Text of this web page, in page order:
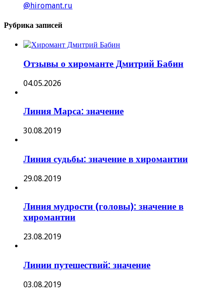
@hiromant.ru
Рубрика записей
Отзывы о хироманте Дмитрий Бабин
04.05.2026
Линия Марса: значение
30.08.2019
Линия судьбы: значение в хиромантии
29.08.2019
Линия мудрости (головы): значение в
хиромантии
23.08.2019
Линии путешествий: значение
03.08.2019